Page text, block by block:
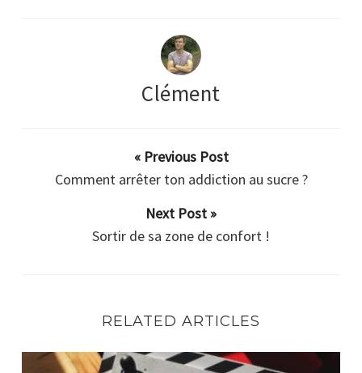
Clément
« Previous Post
Comment arrêter ton addiction au sucre ?
Next Post »
Sortir de sa zone de confort !
RELATED ARTICLES
Quelle méthode pour perdre du poids ?